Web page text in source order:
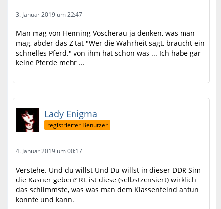
3. Januar 2019 um 22:47
Man mag von Henning Voscherau ja denken, was man
mag, abder das Zitat "Wer die Wahrheit sagt, braucht ein
schnelles Pferd." von ihm hat schon was ... Ich habe gar
keine Pferde mehr ...
Lady Enigma
registrierter Benutzer
4. Januar 2019 um 00:17
Verstehe. Und du willst Und Du willst in dieser DDR Sim
die Kasner geben? RL ist diese (selbstzensiert) wirklich
das schlimmste, was was man dem Klassenfeind antun
konnte und kann.